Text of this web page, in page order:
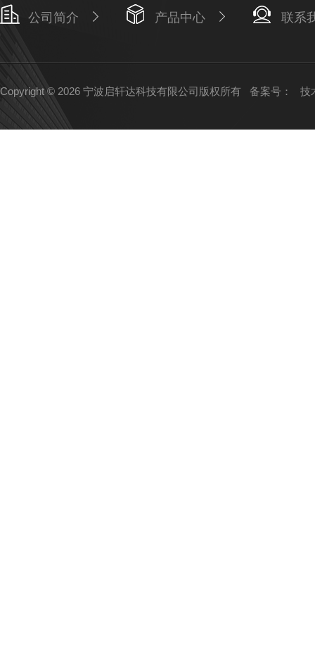
公司简介 产品中心 联系
Copyright © 2026 宁波启轩达科技有限公司版权所有 备案号： 技